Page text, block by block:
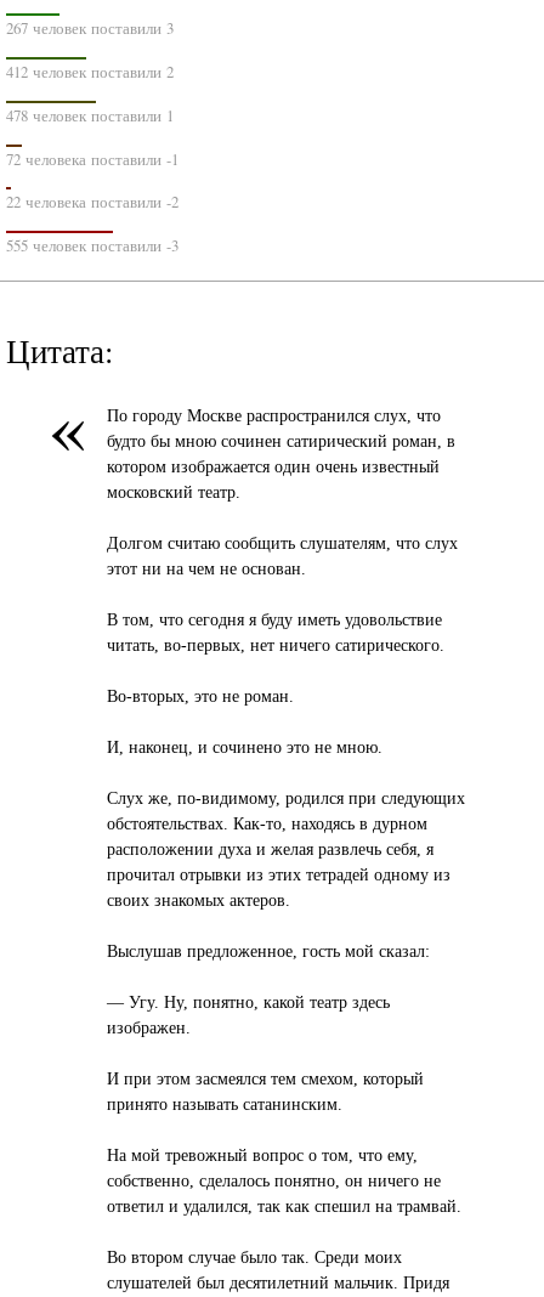
267 человек поставили 3
412 человек поставили 2
478 человек поставили 1
72 человека поставили -1
22 человека поставили -2
555 человек поставили -3
Цитата:
«
По городу Москве распространился слух, что
будто бы мною сочинен сатирический роман, в
котором изображается один очень известный
московский театр.
Долгом считаю сообщить слушателям, что слух
этот ни на чем не основан.
В том, что сегодня я буду иметь удовольствие
читать, во-первых, нет ничего сатирического.
Во-вторых, это не роман.
И, наконец, и сочинено это не мною.
Слух же, по-видимому, родился при следующих
обстоятельствах. Как-то, находясь в дурном
расположении духа и желая развлечь себя, я
прочитал отрывки из этих тетрадей одному из
своих знакомых актеров.
Выслушав предложенное, гость мой сказал:
— Угу. Ну, понятно, какой театр здесь
изображен.
И при этом засмеялся тем смехом, который
принято называть сатанинским.
На мой тревожный вопрос о том, что ему,
собственно, сделалось понятно, он ничего не
ответил и удалился, так как спешил на трамвай.
Во втором случае было так. Среди моих
слушателей был десятилетний мальчик. Придя